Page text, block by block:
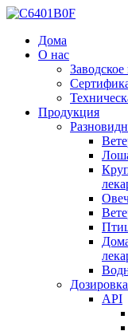
Дома
О нас
Продукция
API